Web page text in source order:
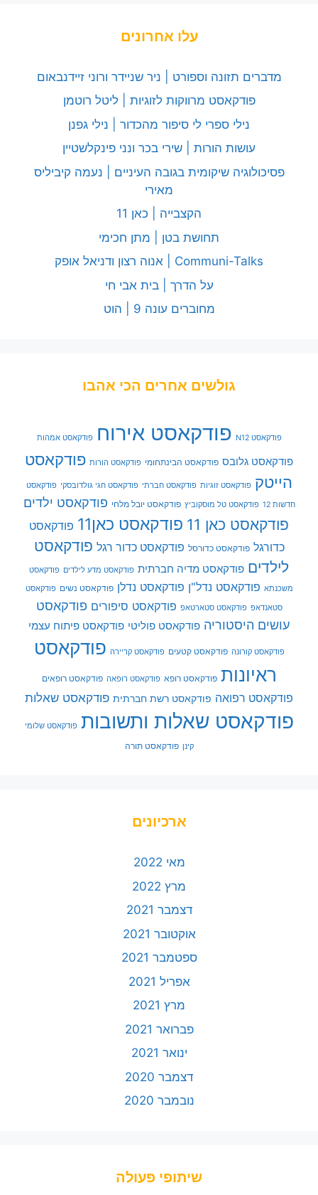
עלו אחרונים
מדברים תזונה וספורט | ניר שניידר ורוני זיידנבאום
פודקאסט מרווקות לזוגיות | ליטל רוטמן
נילי ספרי לי סיפור מהכדור | נילי גפנן
עושות הורות | שירי בכר ונני פינקלשטיין
פסיכולוגיה שיקומית בגובה העיניים | נעמה קיביליס
מאירי
הקצבייה | כאן 11
תחושת בטן | מתן חכימי
Communi-Talks | אנוה רצון ודניאל אופק
על הדרך | בית אבי חי
מחוברים עונה 9 | הוט
גולשים אחרים הכי אהבו
פודקאסט N12 פודקאסט אירוח פודקאסט אמהות
פודקאסט גלובס פודקאסט הבינתחומי פודקאסט הורות פודקאסט
הייטק פודקאסט זוגיות פודקאסט חברתי פודקאסט חגי גולדובסקי פודקאסט
חדשות 12 פודקאסט טל מוסקוביץ פודקאסט יובל מלחי פודקאסט ילדים
פודקאסט כאן 11 פודקאסט כאן11
פודקאסט
כדורגל פודקאסט כדורסל פודקאסט כדור רגל פודקאסט
לילדים פודקאסט מדיה חברתית פודקאסט מדע לילדים פודקאסט
משכנתא פודקאסט נדל"ן פודקאסט נדלן פודקאסט נשים פודקאסט
סטאנדאפ פודקאסט סטארטאפ פודקאסט סיפורים פודקאסט
עושים היסטוריה פודקאסט פוליטי פודקאסט פיתוח עצמי
פודקאסט קורונה פודקאסט קטעים פודקאסט קריירה פודקאסט
ראיונות פודקאסט רופא פודקאסט רופאה פודקאסט רופאים
פודקאסט רפואה פודקאסט רשת חברתית פודקאסט שאלות
פודקאסט שאלות ותשובות פודקאסט שלומי
קינן פודקאסט תורה
ארכיונים
מאי 2022
מרץ 2022
דצמבר 2021
אוקטובר 2021
ספטמבר 2021
אפריל 2021
מרץ 2021
פברואר 2021
ינואר 2021
דצמבר 2020
נובמבר 2020
שיתופי פעולה